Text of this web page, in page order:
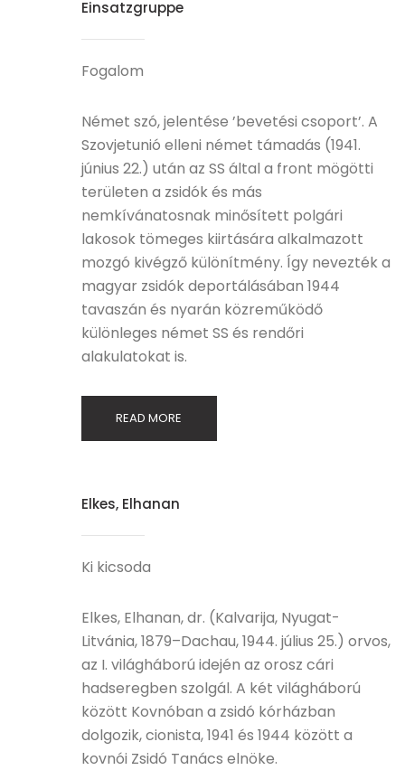
Einsatzgruppe
Fogalom
Német szó, jelentése ’bevetési csoport’. A
Szovjetunió elleni német támadás (1941.
június 22.) után az SS által a front mögötti
területen a zsidók és más
nemkívánatosnak minősített polgári
lakosok tömeges kiirtására alkalmazott
mozgó kivégző különítmény. Így nevezték a
magyar zsidók deportálásában 1944
tavaszán és nyarán közreműködő
különleges német SS és rendőri
alakulatokat is.
READ MORE
Elkes, Elhanan
Ki kicsoda
Elkes, Elhanan, dr. (Kalvarija, Nyugat-
Litvánia, 1879–Dachau, 1944. július 25.) orvos,
az I. világháború idején az orosz cári
hadseregben szolgál. A két világháború
között Kovnóban a zsidó kórházban
dolgozik, cionista, 1941 és 1944 között a
kovnói Zsidó Tanács elnöke.